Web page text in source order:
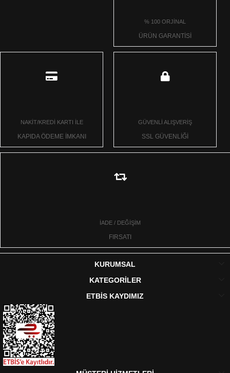
% 100 ORJİNAL
ÜRÜN GARANTİSİ
NAKİT/KREDİ KARTI İLE
KAPIDA ÖDEME İMKANI
GÜVENLİ ALIŞVERİŞ
SSL GÜVENLİĞİ
İADE / DEĞİŞİM
FIRSATI
KURUMSAL
KATEGORİLER
ETBİS KAYDIMIZ